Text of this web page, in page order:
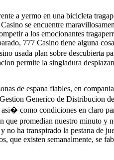
a yermo en una bicicleta
se encuentre
a los emocionantes
777 Casino tiene alguna
usada plan sobre descubierta
permite la singladura
de espana fiables, en
Generico de
como condiciones en claro
que promedian nuestro minuto
ha transpirado la pestana de
que existen semanalmente, se